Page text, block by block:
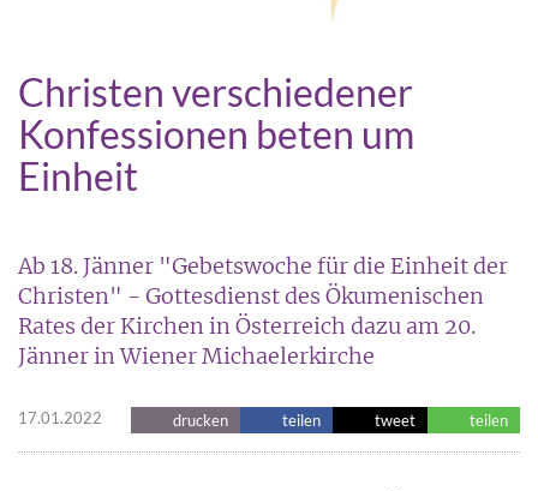
Christen verschiedener
Konfessionen beten um
Einheit
Ab 18. Jänner "Gebetswoche für die Einheit der
Christen" - Gottesdienst des Ökumenischen
Rates der Kirchen in Österreich dazu am 20.
Jänner in Wiener Michaelerkirche
17.01.2022 drucken teilen tweet teilen